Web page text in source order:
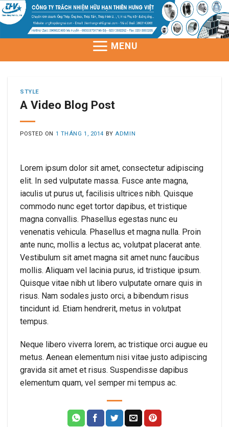
Skip
to
MENU
STYLE
A Video Blog Post
POSTED ON 1 THÁNG 1, 2014 BY ADMIN
Lorem ipsum dolor sit amet, consectetur adipiscing
elit. In sed vulputate massa. Fusce ante magna,
iaculis ut purus ut, facilisis ultrices nibh. Quisque
commodo nunc eget tortor dapibus, et tristique
magna convallis. Phasellus egestas nunc eu
venenatis vehicula. Phasellus et magna nulla. Proin
ante nunc, mollis a lectus ac, volutpat placerat ante.
Vestibulum sit amet magna sit amet nunc faucibus
mollis. Aliquam vel lacinia purus, id tristique ipsum.
Quisque vitae nibh ut libero vulputate ornare quis in
risus. Nam sodales justo orci, a bibendum risus
tincidunt id. Etiam hendrerit, metus in volutpat
tempus.
Neque libero viverra lorem, ac tristique orci augue eu
metus. Aenean elementum nisi vitae justo adipiscing
gravida sit amet et risus. Suspendisse dapibus
elementum quam, vel semper mi tempus ac.